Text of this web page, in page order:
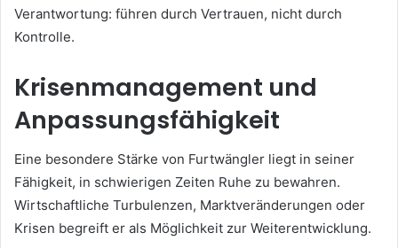
Verantwortung: führen durch Vertrauen, nicht durch
Kontrolle.
Krisenmanagement und
Anpassungsfähigkeit
Eine besondere Stärke von Furtwängler liegt in seiner
Fähigkeit, in schwierigen Zeiten Ruhe zu bewahren.
Wirtschaftliche Turbulenzen, Marktveränderungen oder
Krisen begreift er als Möglichkeit zur Weiterentwicklung.